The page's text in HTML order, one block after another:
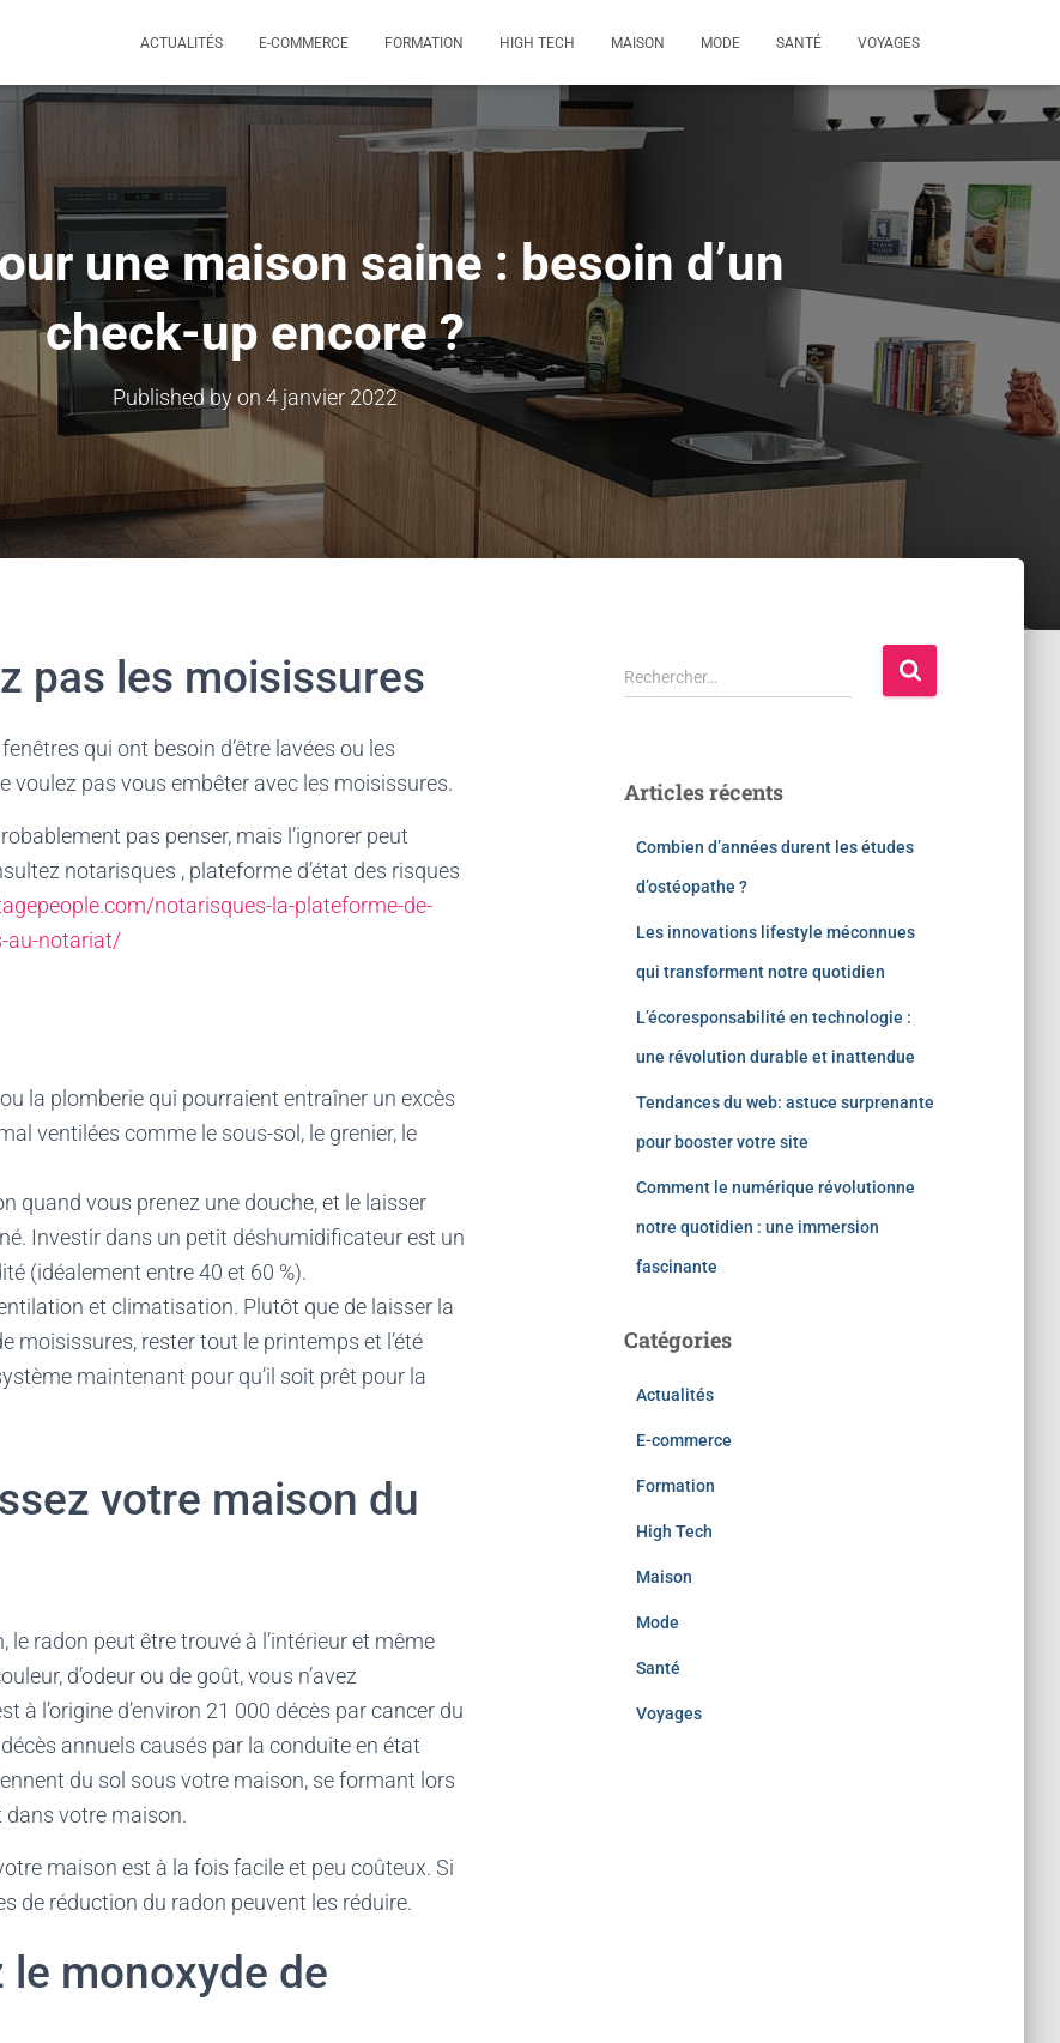
ACTUALITÉS E-COMMERCE FORMATION HIGH TECH MAISON MODE SANTÉ VOYAGES
une maison saine : besoin d’un
check-up encore ?
Published byon 4 janvier 2022
pas les moisissures
qui ont besoin d’être lavées ou les
voulez pas vous embêter avec les moisissures.
pas penser, mais l’ignorer peut
notarisques , plateforme d’état des risques
notarisques-la-plateforme-de-
au-notariat/
la plomberie qui pourraient entraîner un excès
ventilées comme le sous-sol, le grenier, le
quand vous prenez une douche, et le laisser
Investir dans un petit déshumidificateur est un
(idéalement entre 40 et 60 %).
et climatisation. Plutôt que de laisser la
moisissures, rester tout le printemps et l’été
maintenant pour qu’il soit prêt pour la
votre maison du
radon peut être trouvé à l’intérieur et même
d’odeur ou de goût, vous n’avez
à l’origine d’environ 21 000 décès par cancer du
annuels causés par la conduite en état
du sol sous votre maison, se formant lors
dans votre maison.
maison est à la fois facile et peu coûteux. Si
de réduction du radon peuvent les réduire.
le monoxyde de
Rechercher…
Articles récents
Combien d’années durent les études
d’ostéopathe ?
Les innovations lifestyle méconnues
qui transforment notre quotidien
L’écoresponsabilité en technologie :
une révolution durable et inattendue
Tendances du web: astuce surprenante
pour booster votre site
Comment le numérique révolutionne
notre quotidien : une immersion
fascinante
Catégories
Actualités
E-commerce
Formation
High Tech
Maison
Mode
Santé
Voyages